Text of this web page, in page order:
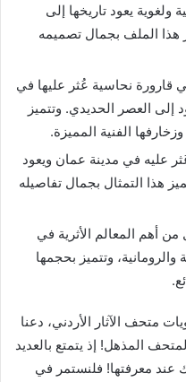
ولغوية يعود تاريخها إلى
هذا الملف بجمال تصميمه
قارورة نحاسية عُثر عليها في
العصر الحديدي. وتتميز
الفنية المميزة.
عليه في مدينة عمان ويعود
هذا التمثال بجمال تفاصيله
من أهم المعالم الأثرية في
والرومانية، وتتميز بحجمها
متحف الآثار الأردني، دعنا
المذهل! إذ يتمتع بالعديد
عند معرفتها! فلنستمر في